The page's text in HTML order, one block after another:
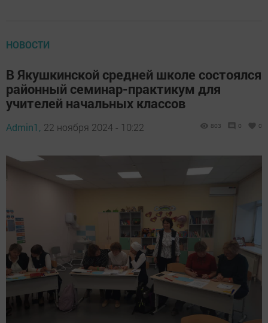
НОВОСТИ
В Якушкинской средней школе состоялся
районный семинар-практикум для
учителей начальных классов
Admin1, 22 ноября 2024 - 10:22 803 0 0